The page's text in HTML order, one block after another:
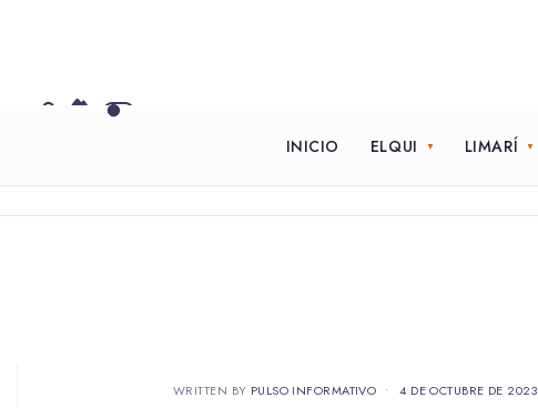
INICIO ELQUI LIMARÍ
WRITTEN BY PULSO INFORMATIVO • 4 DE OCTUBRE DE 2023